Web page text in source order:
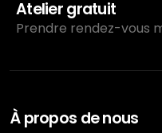
Atelier gratuit
Prendre rendez-vous
À propos de nous